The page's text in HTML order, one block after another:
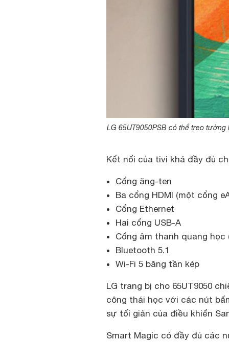
LG 65UT9050PSB có thể treo
Kết nối của tivi khá đầy đủ
Cổng ăng-ten
Ba cổng HDMI (một cổng
Cổng Ethernet
Hai cổng USB-A
Cổng âm thanh quang học
Bluetooth 5.1
Wi-Fi 5 băng tần kép
LG trang bị cho 65UT9050
công thái học với các nút
sự tối giản của điều khiển
Smart Magic có đầy đủ các